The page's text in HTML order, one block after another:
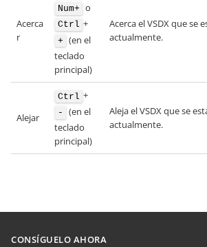
Acerca
r
Num+ o
Ctrl +
+ (en el
teclado
principal)
Acerca el VSDX que se
actualmente.
Alejar
Ctrl +
-
(en el
teclado
principal)
Aleja el VSDX que se
actualmente.
CONSÍGUELO AHORA